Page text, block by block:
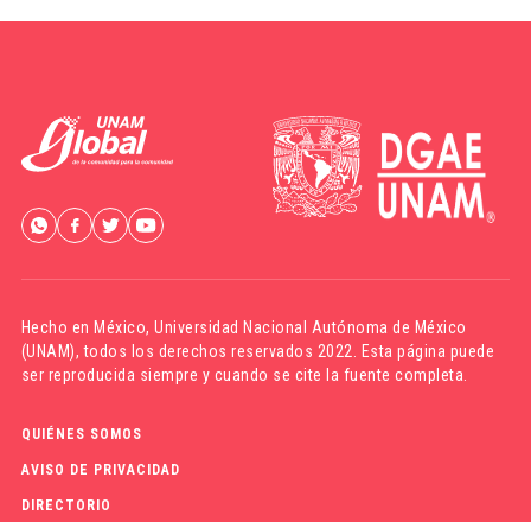
Hecho en México,Universidad Nacional Autónoma de México
(UNAM), todos los derechos reservados 2022. Esta página puede
ser reproducida siempre y cuando se cite la fuente completa.
QUIÉNES SOMOS
AVISO DE PRIVACIDAD
DIRECTORIO